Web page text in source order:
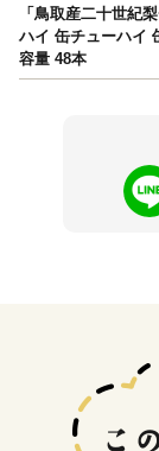
「鳥取産二十世紀
ハイ 缶チューハイ
容量 48本